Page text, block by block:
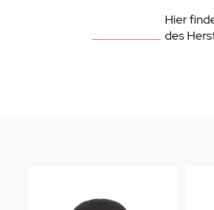
Hier
des